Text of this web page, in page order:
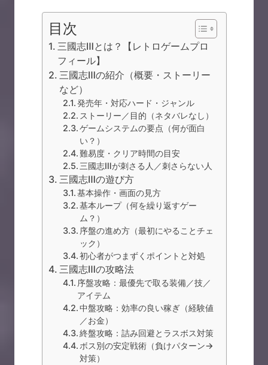
目次
三國志Ⅲとは？【レトロゲームプロ
フィール】
三國志Ⅲの紹介（概要・ストーリー
など）
発売年・対応ハード・ジャンル
ストーリー／目的（ネタバレなし）
ゲームシステムの要点（何が面白
い？）
難易度・クリア時間の目安
三國志Ⅲが刺さる人／刺さらない人
三國志Ⅲの遊び方
基本操作・画面の見方
基本ループ（何を繰り返すゲー
ム？）
序盤の進め方（最初にやることチェ
ック）
初心者がつまずくポイントと対処
三國志Ⅲの攻略法
序盤攻略：最優先で取る装備／技／
アイテム
中盤攻略：効率の良い稼ぎ（経験値
／お金）
終盤攻略：詰み回避とラスボス対策
ボス別の安定戦術（負けパターン→
対策）